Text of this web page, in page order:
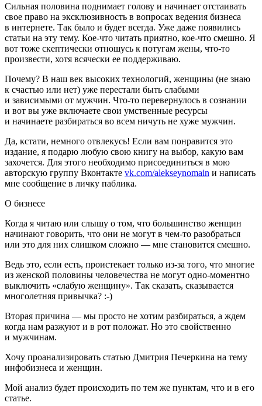
Сильная половина поднимает голову и начинает отстаивать
свое право на эксклюзивность в вопросах ведения бизнеса
в интернете. Так было и будет всегда. Уже даже появились
статьи на эту тему. Кое-что читать приятно, кое-что смешно. Я
вот тоже скептически отношусь к потугам жены, что-то
произвести, хотя всячески ее поддерживаю.
Почему? В наш век высоких технологий, женщины (не знаю
к счастью или нет) уже перестали быть слабыми
и зависимыми от мужчин. Что-то перевернулось в сознании
и вот вы уже включаете свои умственные ресурсы
и начинаете разбираться во всем ничуть не хуже мужчин.
Да, кстати, немного отвлекусь! Если вам понравится это
издание, я подарю любую свою книгу на выбор, какую вам
захочется. Для этого необходимо присоединиться в мою
авторскую группу Вконтакте vk.com/alekseynomain и написать
мне сообщение в личку паблика.
О бизнесе
Когда я читаю или слышу о том, что большинство женщин
начинают говорить, что они не могут в чем-то разобраться
или это для них слишком сложно — мне становится смешно.
Ведь это, если есть, проистекает только из-за того, что многие
из женской половины человечества не могут одно-моментно
выключить «слабую женщину». Так сказать, сказывается
многолетняя привычка? :-)
Вторая причина — мы просто не хотим разбираться, а ждем
когда нам разжуют и в рот положат. Но это свойственно
и мужчинам.
Хочу проанализировать статью Дмитрия Печеркина на тему
инфобизнеса и женщин.
Мой анализ будет происходить по тем же пунктам, что и в его
статье.